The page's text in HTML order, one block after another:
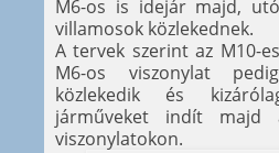
M6-os is idejár majd,
villamosok közlekednek.
A tervek szerint az M10-
M6-os viszonylat
közlekedik és
járműveket indít majd
viszonylatokon.